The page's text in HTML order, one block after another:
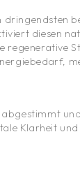
dringendsten
diesen
regenerative
Klarheit und